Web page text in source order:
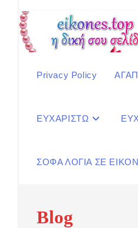
content
Privacy Policy
ΕΥΧΑΡΙΣΤΩ
ΣΟΦΑ ΛΟΓΙΑ ΣΕ
Blog